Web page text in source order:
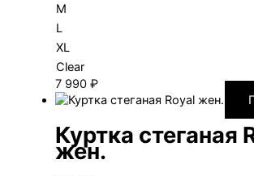
M
L
XL
Clear
7 990 ₽
Куртка стеганая
жен.